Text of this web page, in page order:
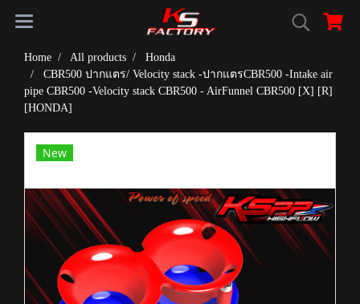
Home All products
Honda
CBR500 ปากแตร/ Velocity stack -ปากแตรCBR500 -Intake air
pipe CBR500 -Velocity stack CBR500 - AirFunnel CBR500 [X] [R]
[HONDA]
New